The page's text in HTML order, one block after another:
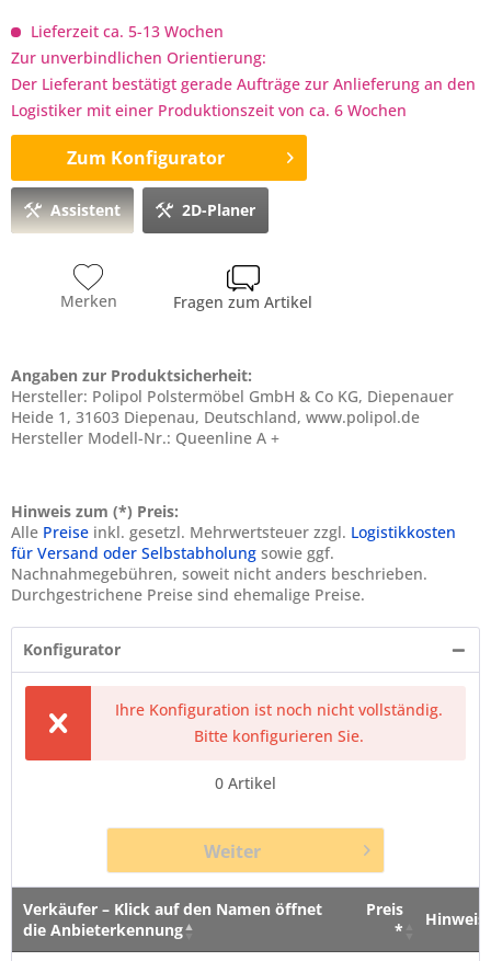
Lieferzeit ca. 5-13 Wochen
Zur unverbindlichen Orientierung:
Der Lieferant bestätigt gerade Aufträge zur Anlieferung an den
Logistiker mit einer Produktionszeit von ca. 6 Wochen
Zum Konfigurator
Assistent 2D-Planer
Merken Fragen zum Artikel
Angaben zur Produktsicherheit:
Hersteller: Polipol Polstermöbel GmbH & Co KG, Diepenauer
Heide 1, 31603 Diepenau, Deutschland, www.polipol.de
Hersteller Modell-Nr.: Queenline A +
Hinweis zum (*) Preis:
Alle Preise inkl. gesetzl. Mehrwertsteuer zzgl. Logistikkosten
für Versand oder Selbstabholung sowie ggf.
Nachnahmegebühren, soweit nicht anders beschrieben.
Durchgestrichene Preise sind ehemalige Preise.
Konfigurator
Ihre Konfiguration ist noch nicht vollständig.
Bitte konfigurieren Sie.
0 Artikel
Weiter
Verkäufer – Klick auf den Namen öffnet
die Anbieterkennung
Preis
*
Hinweis